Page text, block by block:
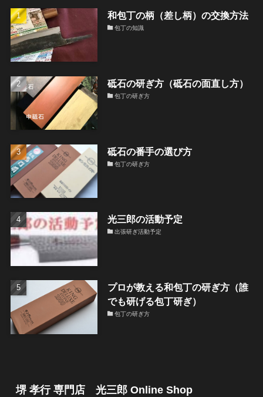
和包丁の柄（差し柄）の交換方法
包丁の知識
砥石の研ぎ方（砥石の面直し方）
包丁の研ぎ方
砥石の番手の選び方
包丁の研ぎ方
光三郎の活動予定
出張研ぎ活動予定
プロが教える和包丁の研ぎ方（誰
でも研げる包丁研ぎ）
包丁の研ぎ方
堺 孝行 専門店 光三郎 Online Shop